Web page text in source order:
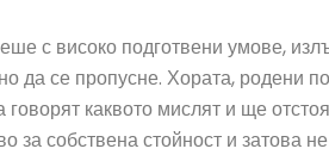
с високо подготвени умове,
да се пропусне. Хората, родени
говорят каквото мислят и ще
за собствена стойност и затова